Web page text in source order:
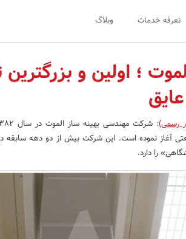
تعرفه خدمات وبلاگ
؛ اولین و بزرگترین
رسمی):
آغاز نموده است. این شرکت بیش از دو دهه سابقه
را دارد.